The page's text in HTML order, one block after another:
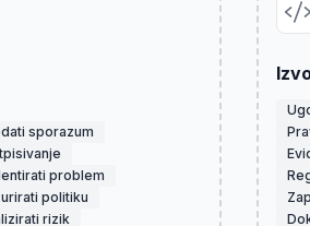
sporazum
problem
politiku
rizik